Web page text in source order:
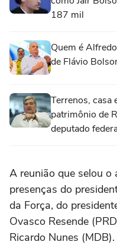
187 mil
Quem é
de Flávio
Terrenos, casa
patrimônio de
deputado
A reunião que selou o
presenças do
da Força, do
Ovasco Resende
Ricardo Nunes (MDB).